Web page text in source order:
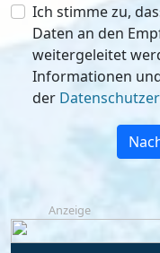
Ich stimme zu,
Daten an den
weitergeleitet werden dürfen. Weitere
Informationen
der
Anzeige